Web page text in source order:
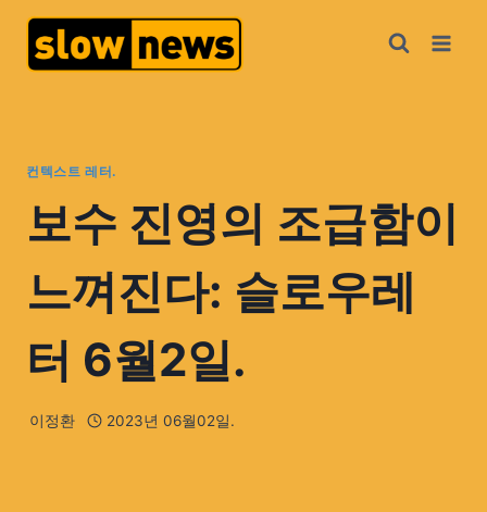
컨텍스트 레터.
보수 진영의 조급함이
느껴진다: 슬로우레
터 6월2일.
이정환 2023년 06월02일.